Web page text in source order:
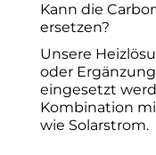
Kann die
ersetzen?
Unsere
oder
eingesetzt
Kombination
wie Solarstrom.